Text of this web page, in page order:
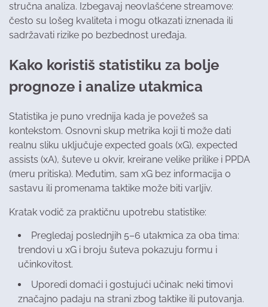
stručna analiza. Izbegavaj neovlašćene streamove:
često su lošeg kvaliteta i mogu otkazati iznenada ili
sadržavati rizike po bezbednost uređaja.
Kako koristiš statistiku za bolje
prognoze i analize utakmica
Statistika je puno vrednija kada je povežeš sa
kontekstom. Osnovni skup metrika koji ti može dati
realnu sliku uključuje expected goals (xG), expected
assists (xA), šuteve u okvir, kreirane velike prilike i PPDA
(meru pritiska). Međutim, sam xG bez informacija o
sastavu ili promenama taktike može biti varljiv.
Kratak vodič za praktičnu upotrebu statistike:
Pregledaj poslednjih 5–6 utakmica za oba tima:
trendovi u xG i broju šuteva pokazuju formu i
učinkovitost.
Uporedi domaći i gostujući učinak: neki timovi
značajno padaju na strani zbog taktike ili putovanja.